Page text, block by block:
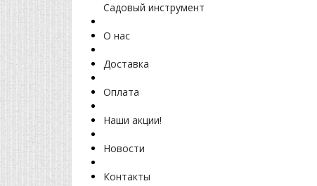
Садовый инструмент
О нас
Доставка
Оплата
Наши акции!
Новости
Контакты